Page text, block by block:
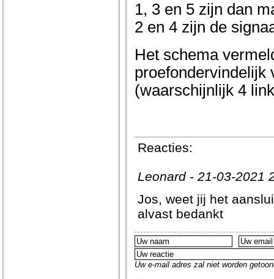
1, 3 en 5 zijn dan
2 en 4 zijn de
Het schema
proefondervindelijk
(waarschijnlijk 4
Reacties:
Leonard - 21-03-2021
Jos, weet jij het
alvast bedankt
Uw e-mail adres zal niet worden